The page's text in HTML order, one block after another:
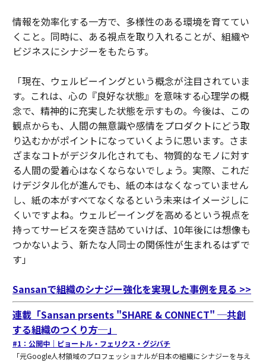
情報を効率化する一方で、多様性のある環境を育ててい
くこと。同時に、ある視点を取り入れることが、組織や
ビジネスにシナジーをもたらす。
「現在、ウェルビーイングという概念が注目されていま
す。これは、心の『良好な状態』を意味する心理学の概
念で、精神的に充実した状態を示すもの。今後は、この
観点からも、人間の無意識や感情をプロダクトにどう取
り込むかがポイントになっていくように思います。さま
ざまなコトがデジタル化されても、物質的なモノに対す
る人間の愛着心はなくならないでしょう。実際、これだ
けデジタル化が進んでも、紙の本はなくなっていません
し、紙の本がすべてなくなるという未来はイメージしに
くいですよね。ウェルビーイングを高めるという視点を
持ってサービスを突き詰めていけば、10年後には想像も
つかないよう、新たな人同士の関係性が生まれるはずで
す」
Sansanで組織のシナジー強化を実現した事例を見る >>
連載「Sansan prsents "SHARE & CONNECT" ─共創
する組織のつくり方─」
#1：公開中｜ピョートル・フェリクス・グジバチ
「元Google人材領域のプロフェッショナルが日本の組織にシナジーを与え